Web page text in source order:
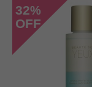
32%
OFF